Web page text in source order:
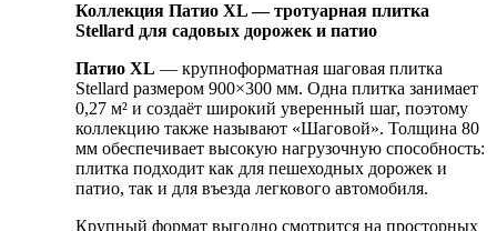
Коллекция Патио XL — тротуарная плитка
Stellard для садовых дорожек и патио
Патио XL — крупноформатная шаговая плитка
Stellard размером 900×300 мм. Одна плитка занимает
0,27 м² и создаёт широкий уверенный шаг, поэтому
коллекцию также называют «Шаговой». Толщина 80
мм обеспечивает высокую нагрузочную способность:
плитка подходит как для пешеходных дорожек и
патио, так и для въезда легкового автомобиля.
Крупный формат выгодно смотрится на просторных